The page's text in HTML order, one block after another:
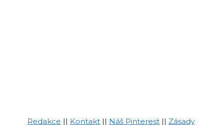
Redakce || Kontakt || Náš Pinterest || Zásady